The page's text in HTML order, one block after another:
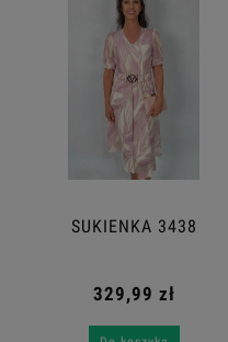
SUKIENKA 3438
329,99 zł